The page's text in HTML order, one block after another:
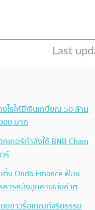
ไรให้มีเงินเกษียณ 50 ล้าน
บาท
เกอร์กำลังใช้ BNB Chain
ร์
ง Ondo Finance ฟ้อง
ารหลังลูกชายเสียชีวิต
บขาวรื้อเกณฑ์จริยธรรม